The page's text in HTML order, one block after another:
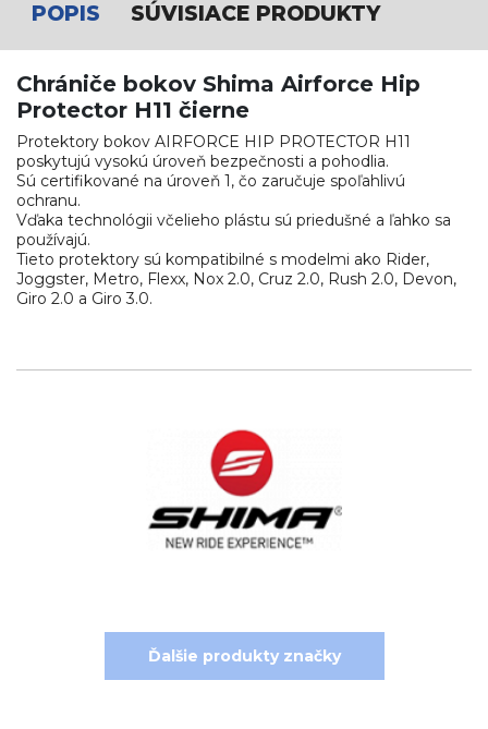
POPIS SÚVISIACE PRODUKTY
Chrániče bokov Shima Airforce Hip
Protector H11 čierne
Protektory bokov AIRFORCE HIP PROTECTOR H11
poskytujú vysokú úroveň bezpečnosti a pohodlia.
Sú certifikované na úroveň 1, čo zaručuje spoľahlivú
ochranu.
Vďaka technológii včelieho plástu sú priedušné a ľahko sa
používajú.
Tieto protektory sú kompatibilné s modelmi ako Rider,
Joggster, Metro, Flexx, Nox 2.0, Cruz 2.0, Rush 2.0, Devon,
Giro 2.0 a Giro 3.0.
Ďalšie produkty značky